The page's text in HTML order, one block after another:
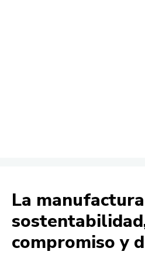
La
compromiso y